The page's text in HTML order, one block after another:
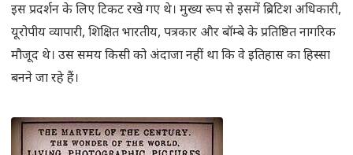
इस प्रदर्शन के लिए टिकट रखे गए थे। मुख्य रूप से इसमें ब्रिटिश अधिकारी,
यूरोपीय व्यापारी, शिक्षित भारतीय, पत्रकार और बॉम्बे के प्रतिष्ठित नागरिक
मौजूद थे। उस समय किसी को अंदाजा नहीं था कि वे इतिहास का हिस्सा
बनने जा रहे हैं।